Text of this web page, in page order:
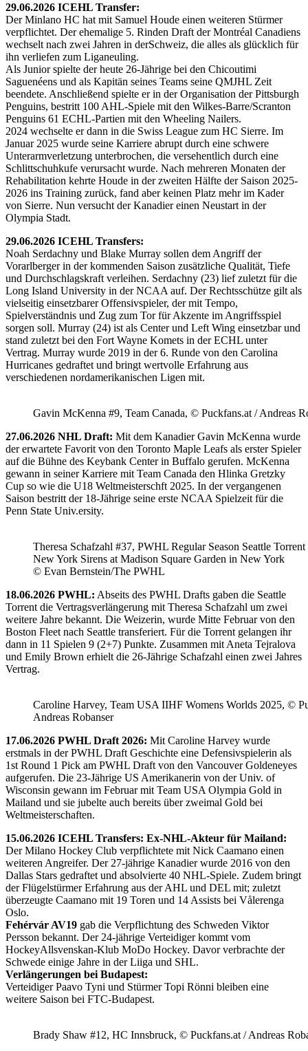
29.06.2026 ICEHL Transfer:
Der Minlano HC hat mit Samuel Houde einen weiteren Stürmer
verpflichtet. Der ehemalige 5. Rinden Draft der Montréal Canadiens
wechselt nach zwei Jahren in derSchweiz, die alles als glücklich für
ihn verliefen zum Liganeuling.
Als Junior spielte der heute 26-Jährige bei den Chicoutimi
Saguenéens und als Kapitän seines Teams seine QMJHL Zeit
beendete. Anschließend spielte er in der Organisation der Pittsburgh
Penguins, bestritt 100 AHL-Spiele mit den Wilkes-Barre/Scranton
Penguins 61 ECHL-Partien mit den Wheeling Nailers.
2024 wechselte er dann in die Swiss League zum HC Sierre. Im
Januar 2025 wurde seine Karriere abrupt durch eine schwere
Unterarmverletzung unterbrochen, die versehentlich durch eine
Schlittschuhkufe verursacht wurde. Nach mehreren Monaten der
Rehabilitation kehrte Houde in der zweiten Hälfte der Saison 2025-
2026 ins Training zurück, fand aber keinen Platz mehr im Kader
von Sierre. Nun versucht der Kanadier einen Neustart in der
Olympia Stadt.
29.06.2026 ICEHL Transfers:
Noah Serdachny und Blake Murray sollen dem Angriff der
Vorarlberger in der kommenden Saison zusätzliche Qualität, Tiefe
und Durchschlagskraft verleihen. Serdachny (23) lief zuletzt für die
Long Island University in der NCAA auf. Der Rechtsschütze gilt als
vielseitig einsetzbarer Offensivspieler, der mit Tempo,
Spielverständnis und Zug zum Tor für Akzente im Angriffsspiel
sorgen soll. Murray (24) ist als Center und Left Wing einsetzbar und
stand zuletzt bei den Fort Wayne Komets in der ECHL unter
Vertrag. Murray wurde 2019 in der 6. Runde von den Carolina
Hurricanes gedraftet und bringt wertvolle Erfahrung aus
verschiedenen nordamerikanischen Ligen mit.
Gavin McKenna #9, Team Canada, © Puckfans.at / Andreas
27.06.2026 NHL Draft: Mit dem Kanadier Gavin McKenna wurde
der erwartete Favorit von den Toronto Maple Leafs als erster Spieler
auf die Bühne des Keybank Center in Buffalo gerufen. McKenna
gewann in seiner Karriere mit Team Canada den Hlinka Gretzky
Cup so wie die U18 Weltmeisterschft 2025. In der vergangenen
Saison bestritt der 18-Jährige seine erste NCAA Spielzeit für die
Penn State Univ.ersity.
Theresa Schafzahl #37, PWHL Regular Season Seattle Torrent
New York Sirens at Madison Square Garden in New York
© Evan Bernstein/The PWHL
18.06.2026 PWHL: Abseits des PWHL Drafts gaben die Seattle
Torrent die Vertragsverlängerung mit Theresa Schafzahl um zwei
weitere Jahre bekannt. Die Weizerin, wurde Mitte Februar von den
Boston Fleet nach Seattle transferiert. Für die Torrent gelangen ihr
dann in 11 Spielen 9 (2+7) Punkte. Zusammen mit Aneta Tejralova
und Emily Brown erhielt die 26-Jährige Schafzahl einen zwei Jahres
Vertrag.
Caroline Harvey, Team USA IIHF Womens Worlds 2025, ©
Andreas Robanser
17.06.2026 PWHL Draft 2026: Mit Caroline Harvey wurde
erstmals in der PWHL Draft Geschichte eine Defensivspielerin als
1st Round 1 Pick am PWHL Draft von den Vancouver Goldeneyes
aufgerufen. Die 23-Jährige US Amerikanerin von der Univ. of
Wisconsin gewann im Februar mit Team USA Olympia Gold in
Mailand und sie jubelte auch bereits über zweimal Gold bei
Weltmeisterschaften.
15.06.2026 ICEHL Transfers: Ex-NHL-Akteur für Mailand:
Der Milano Hockey Club verpflichtete mit Nick Caamano einen
weiteren Angreifer. Der 27-jährige Kanadier wurde 2016 von den
Dallas Stars gedraftet und absolvierte 40 NHL-Spiele. Zudem bringt
der Flügelstürmer Erfahrung aus der AHL und DEL mit; zuletzt
überzeugte Caamano mit 19 Toren und 14 Assists bei Vålerenga
Oslo.
Fehérvár AV19 gab die Verpflichtung des Schweden Viktor
Persson bekannt. Der 24-jährige Verteidiger kommt vom
HockeyAllsvenskan-Klub MoDo Hockey. Davor verbrachte der
Schwede einige Jahre in der Liiga und SHL.
Verlängerungen bei Budapest:
Verteidiger Paavo Tyni und Stürmer Topi Rönni bleiben eine
weitere Saison bei FTC-Budapest.
Brady Shaw #12, HC Innsbruck, © Puckfans.at / Andreas